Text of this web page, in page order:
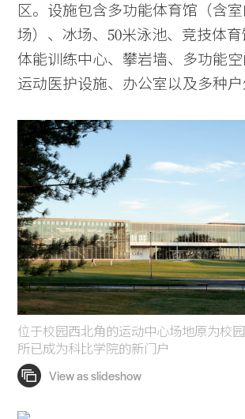
区。设施包含多功能体育馆（含
场）、冰场、50米泳池、竞技体育
体能训练中心、攀岩墙、多功能空
运动医护设施、办公室以及多种户
位于校园西北角的运动中心场地原为校
所已成为科比学院的新门户